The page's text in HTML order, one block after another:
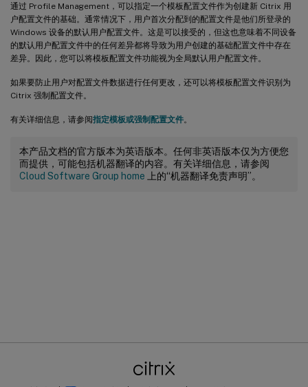
通过 Profile Management，可以指定一个模板配置文件作为创建新 Citrix 用
户配置文件的基础。通常情况下，用户首次分配到的配置文件是他们所登录的
Windows 设备的默认用户配置文件。这是可以接受的，但这也意味着不同设备
的默认用户配置文件中的任何差异都将导致为用户创建的基础配置文件中存在
差异。因此，您可以将模板配置文件功能视为全局默认用户配置文件。
如果要防止用户对配置文件数据进行任何更改，还可以将模板配置文件识别为
Citrix 强制配置文件。
有关详细信息，请参阅指定模板或强制配置文件。
本产品文档的官方版本为英语版本。任何非英语版本仅为方便您
而提供，可能包括机器翻译的内容。有关详细信息，请参阅
Cloud Software Group home 上的“机器翻译免责声明”。